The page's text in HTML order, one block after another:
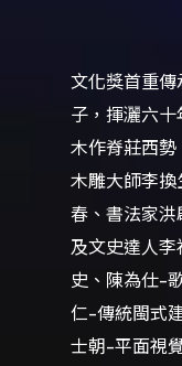
文化獎首重傳
子，揮灑六
木作脊莊西勢
木雕大師李
春、書法家
及文史達人
史、陳為仕-
仁-傳統閩式
士朝-平面視